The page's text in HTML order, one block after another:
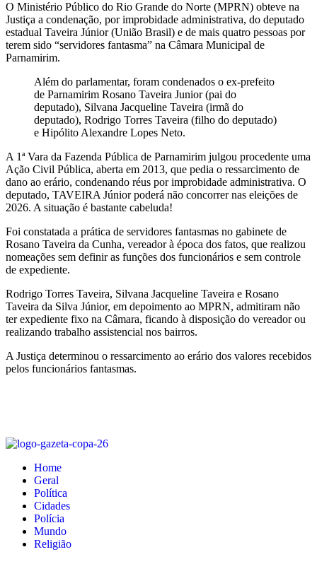
O Ministério Público do Rio Grande do Norte (MPRN) obteve na
Justiça a condenação, por improbidade administrativa, do deputado
estadual Taveira Júnior (União Brasil) e de mais quatro pessoas por
terem sido “servidores fantasma” na Câmara Municipal de
Parnamirim.
Além do parlamentar, foram condenados o ex-prefeito
de Parnamirim Rosano Taveira Junior (pai do
deputado), Silvana Jacqueline Taveira (irmã do
deputado), Rodrigo Torres Taveira (filho do deputado)
e Hipólito Alexandre Lopes Neto.
A 1ª Vara da Fazenda Pública de Parnamirim julgou procedente uma
Ação Civil Pública, aberta em 2013, que pedia o ressarcimento de
dano ao erário, condenando réus por improbidade administrativa. O
deputado, TAVEIRA Júnior poderá não concorrer nas eleições de
2026. A situação é bastante cabeluda!
Foi constatada a prática de servidores fantasmas no gabinete de
Rosano Taveira da Cunha, vereador à época dos fatos, que realizou
nomeações sem definir as funções dos funcionários e sem controle
de expediente.
Rodrigo Torres Taveira, Silvana Jacqueline Taveira e Rosano
Taveira da Silva Júnior, em depoimento ao MPRN, admitiram não
ter expediente fixo na Câmara, ficando à disposição do vereador ou
realizando trabalho assistencial nos bairros.
A Justiça determinou o ressarcimento ao erário dos valores recebidos
pelos funcionários fantasmas.
Home
Geral
Política
Cidades
Polícia
Mundo
Religião